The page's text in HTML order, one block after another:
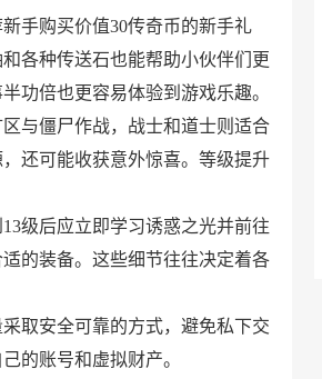
手购买价值30传奇币的新手礼
各种传送石也能帮助小伙伴们更
功倍也更容易体验到游戏乐趣。
与僵尸作战，战士和道士则适合
还可能收获意外惊喜。等级提升
级后应立即学习诱惑之光并前往
的装备。这些细节往往决定着各
取安全可靠的方式，避免私下交
的账号和虚拟财产。